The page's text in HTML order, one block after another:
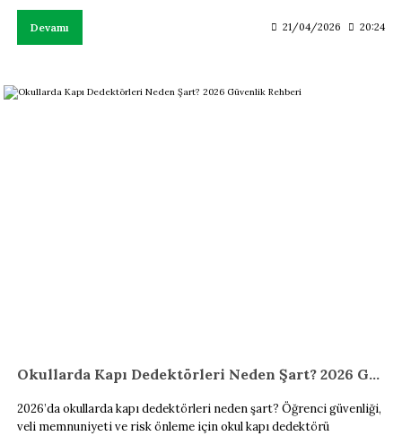
Devamı 21/04/2026 20:24
Okullarda Kapı Dedektörleri Neden Şart? 2026 Güvenlik Rehberi
2026’da okullarda kapı dedektörleri neden şart? Öğrenci güvenliği,
veli memnuniyeti ve risk önleme için okul kapı dedektörü